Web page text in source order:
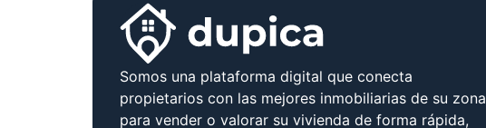
Somos una plataforma digital que conecta
propietarios con las mejores inmobiliarias de su zona
para vender o valorar su vivienda de forma rápida,